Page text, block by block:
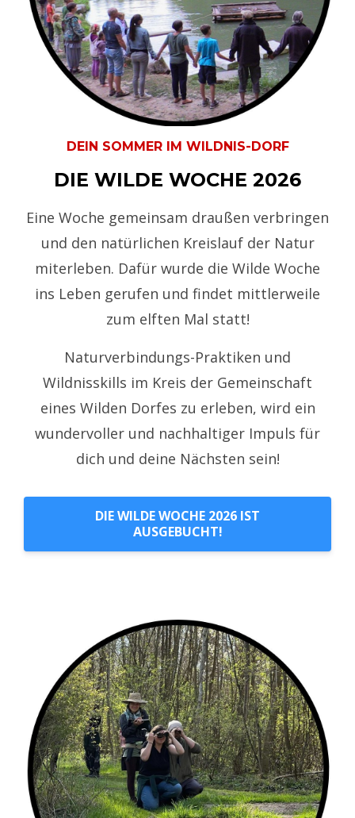
DEIN SOMMER IM WILDNIS-DORF
DIE WILDE WOCHE 2026
Eine Woche gemeinsam draußen verbringen
und den natürlichen Kreislauf der Natur
miterleben. Dafür wurde die Wilde Woche
ins Leben gerufen und findet mittlerweile
zum elften Mal statt!
Naturverbindungs-Praktiken und
Wildnisskills im Kreis der Gemeinschaft
eines Wilden Dorfes zu erleben, wird ein
wundervoller und nachhaltiger Impuls für
dich und deine Nächsten sein!
DIE WILDE WOCHE 2026 IST
AUSGEBUCHT!